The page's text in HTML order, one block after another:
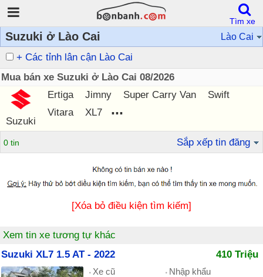
Suzuki ở Lào Cai Lào Cai
+ Các tỉnh lân cận Lào Cai
Mua bán xe Suzuki ở Lào Cai 08/2026
Suzuki
Ertiga Jimny Super Carry Van
Swift
Vitara
XL7 ...
0 tin Sắp xếp tin đăng
[Xóa bỏ điều kiện tìm kiếm]
Xem tin xe tương tự khác
Suzuki XL7 1.5 AT - 2022
410 Triệu
Xe cũ
Nhập khẩu
Tìm xe